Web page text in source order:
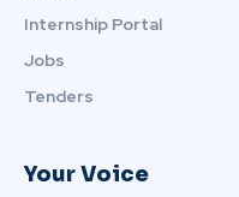
Internship Portal
Jobs
Tenders
Your Voice